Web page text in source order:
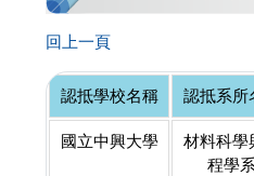
回上一頁
認抵學校名稱 認抵系所
國立中興大學
材料科學
程學系